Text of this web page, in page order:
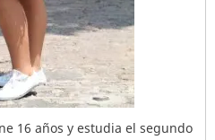
16 años y estudia el segundo